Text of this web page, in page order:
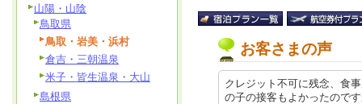
お客さまの声
クレジット不可に残念、食
の子の接客もよかったので
山陽・山陰
鳥取県
鳥取・岩美・浜村
倉吉・三朝温泉
米子・皆生温泉・大山
島根県